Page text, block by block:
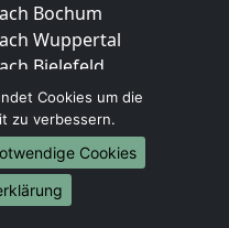
Bochum
Wuppertal
Bielefeld
Bonn
Münster
Brasilien
Cookies um die
zu verbessern.
Cookies